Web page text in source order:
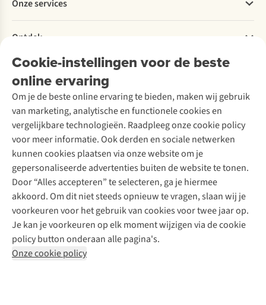
Cookie-instellingen voor de beste
online ervaring
Om je de beste online ervaring te bieden, maken wij gebruik
van marketing, analytische en functionele cookies en
vergelijkbare technologieën. Raadpleeg onze cookie policy
voor meer informatie. Ook derden en sociale netwerken
kunnen cookies plaatsen via onze website om je
gepersonaliseerde advertenties buiten de website te tonen.
Door “Alles accepteren” te selecteren, ga je hiermee
akkoord. Om dit niet steeds opnieuw te vragen, slaan wij je
voorkeuren voor het gebruik van cookies voor twee jaar op.
Je kan je voorkeuren op elk moment wijzigen via de cookie
policy button onderaan alle pagina's.
Onze cookie policy
Levering
Retourneren
Bestelling herroepen
Garantie
Contact
Explore More
Verantwoord ondernemen
Over Ayacucho
Onze winkels
Over A.S.Adventure
Toegankelijkheidsverklaring
Onze services
Ski-onderhoud
Wasservice
Schoenonderhoud
Schoenherstelling
Kledingherstelling
Retouches
Voor bedrijven
Ontdek
A.S.Magazine
Podcast
Explore Academy
Explore Camp
Gear Check
Inspiratie & advies
Meld je aan voor de nieuwsbrief
Follow us
Disclaimer Privacy Policy
Algemene voorwaarden
Cookie Policy